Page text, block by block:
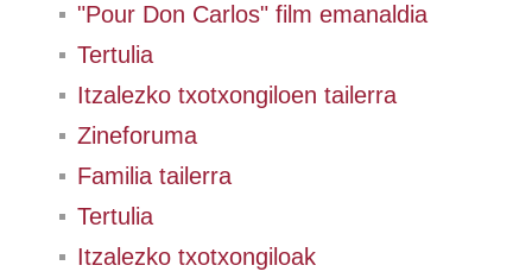
"Pour Don Carlos" film emanaldia
Tertulia
Itzalezko txotxongiloen tailerra
Zineforuma
Familia tailerra
Tertulia
Itzalezko txotxongiloak